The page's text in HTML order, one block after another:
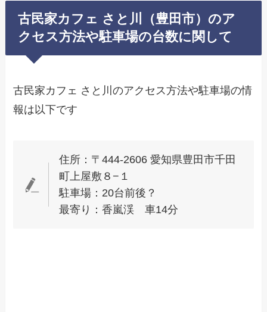
古民家カフェ さと川（豊田市）のア
クセス方法や駐車場の台数に関して
古民家カフェ さと川のアクセス方法や駐車場の情
報は以下です
住所：〒444-2606 愛知県豊田市千田
町上屋敷８−１
駐車場：20台前後？
最寄り：香嵐渓 車14分